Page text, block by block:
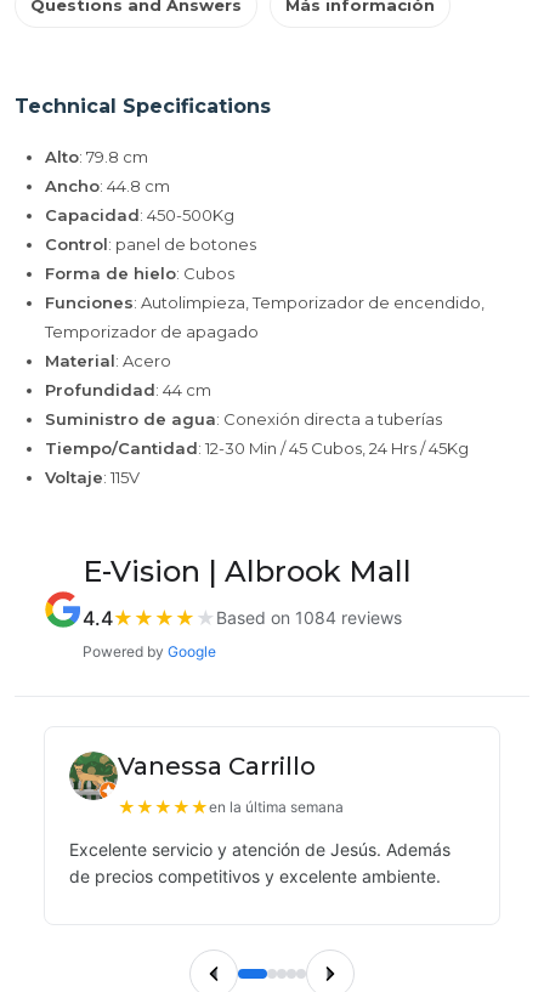
Questions and Answers Más información
Technical Specifications
Alto: 79.8 cm
Ancho: 44.8 cm
Capacidad: 450-500Kg
Control: panel de botones
Forma de hielo: Cubos
Funciones: Autolimpieza, Temporizador de encendido,
Temporizador de apagado
Material: Acero
Profundidad: 44 cm
Suministro de agua: Conexión directa a tuberías
Tiempo/Cantidad: 12-30 Min / 45 Cubos, 24 Hrs / 45Kg
Voltaje: 115V
E-Vision | Albrook Mall
4.4★ ★ ★ ★ ★ Based on 1084 reviews
Powered by Google
Vanessa Carrillo
★★★★★en la última semana
Excelente servicio y atención de Jesús. Además
de precios competitivos y excelente ambiente.